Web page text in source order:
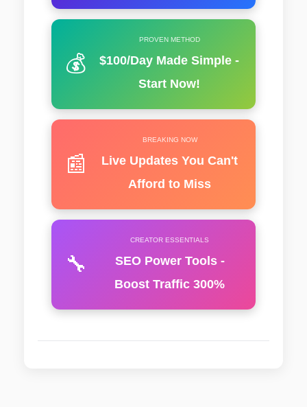
💰
PROVEN METHOD
$100/Day Made Simple -
Start Now!
📰
BREAKING NOW
Live Updates You Can't
Afford to Miss
🔧
CREATOR ESSENTIALS
SEO Power Tools -
Boost Traffic 300%